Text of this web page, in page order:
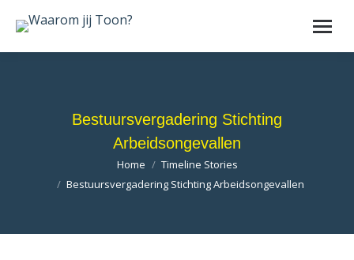
Bestuursvergadering Stichting
Arbeidsongevallen
Home
Timeline Stories
Bestuursvergadering Stichting Arbeidsongevallen